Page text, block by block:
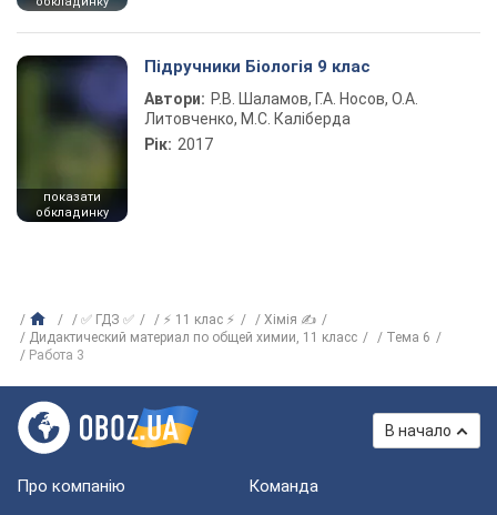
показати
обкладинку
Підручники Біологія 9 клас
Автори: Р.В. Шаламов, Г.А. Носов, О.А.
Литовченко, М.С. Каліберда
Рік: 2017
✅ ГДЗ ✅ ⚡ 11 клас ⚡
Хімія ✍
Дидактический материал по общей химии, 11 класс
Тема 6
Работа 3
В начало
Про компанію Команда